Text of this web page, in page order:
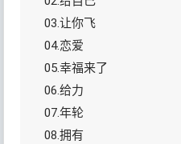
03.让你飞
04.恋爱
05.幸福来了
06.给力
07.年轮
08.拥有